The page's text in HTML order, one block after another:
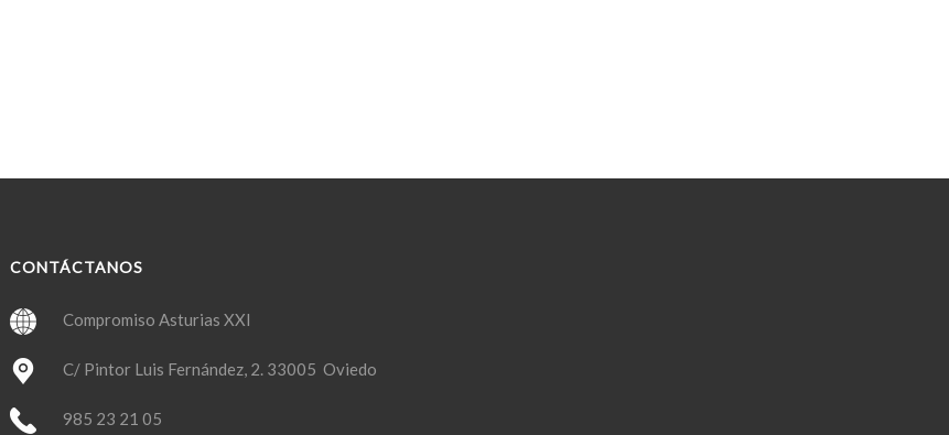
CONTÁCTANOS
Compromiso Asturias XXI
C/ Pintor Luis Fernández, 2. 33005 Oviedo
985 23 21 05